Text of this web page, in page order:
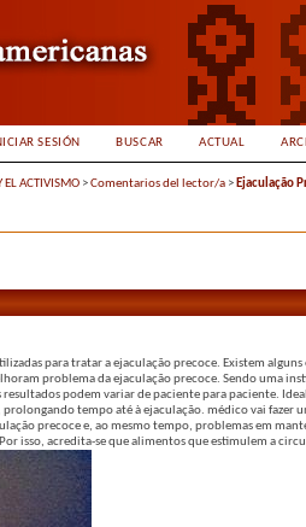
SESIÓN BUSCAR ACTUAL
EL ACTIVISMO >Comentarios del lector/a > Ejaculação
para tratar a ejaculação precoce. Existem
problema da ejaculação precoce. Sendo uma
podem variar de paciente para paciente.
tempo até à ejaculação. médico vai fazer
precoce e, ao mesmo tempo, problemas em
isso, acredita-se que alimentos que estimulem a